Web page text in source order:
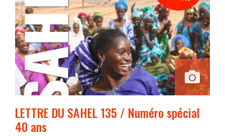
LETTRE DU SAHEL 135 / Numéro spécial
40 ans